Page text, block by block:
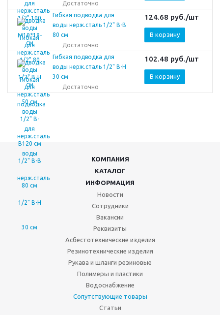
Достаточно
Гибкая подводка для
воды нерж.сталь 1/2" В-В
80 см
Достаточно
124.68 руб./шт
В корзину
Гибкая подводка для
воды нерж.сталь 1/2" В-Н
30 см
Достаточно
102.48 руб./шт
В корзину
КОМПАНИЯ
КАТАЛОГ
ИНФОРМАЦИЯ
Новости
Сотрудники
Вакансии
Реквизиты
Асбестотехнические изделия
Резинотехнические изделия
Рукава и шланги резиновые
Полимеры и пластики
Водоснабжение
Сопутствующие товары
Статьи